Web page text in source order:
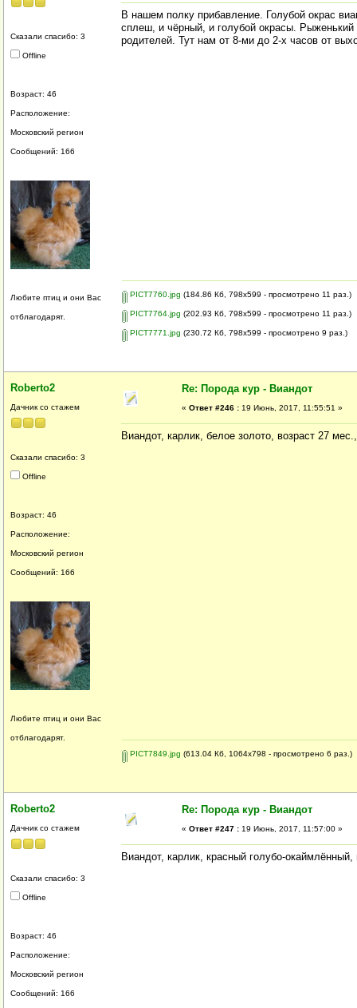
Сказали спасибо: 3
Offline
Возраст: 46
Расположение:
Московский регион
Сообщений: 166
Любите птиц и они Вас
отблагодарят.
В нашем полку прибавление. Голубой окрас
сплеш, и чёрный, и голубой окрасы.
родителей. Тут нам от 8-ми до 2-х часов от
PICT7760.jpg (184.86 Кб, 798x599 - просмотрено 11 раз.)
PICT7764.jpg (202.93 Кб, 798x599 - просмотрено 11 раз.)
PICT7771.jpg (230.72 Кб, 798x599 - просмотрено 9 раз.)
Roberto2
Дачник со стажем
Сказали спасибо: 3
Offline
Возраст: 46
Расположение:
Московский регион
Сообщений: 166
Любите птиц и они Вас
отблагодарят.
Re: Порода кур - Виандот
« Ответ #246 : 19 Июнь, 2017, 11:55:51 »
Виандот, карлик, белое золото, возраст 27
PICT7849.jpg (613.04 Кб, 1064x798 - просмотрено 6 раз.)
Roberto2
Дачник со стажем
Сказали спасибо: 3
Offline
Возраст: 46
Расположение:
Московский регион
Сообщений: 166
Re: Порода кур - Виандот
« Ответ #247 : 19 Июнь, 2017, 11:57:00 »
Виандот, карлик, красный голубо-окаймлённый,